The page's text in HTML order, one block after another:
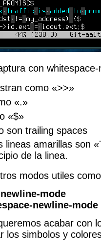
con
como «>>»
«.»
«$»
son trailing spaces
lineas amarillas son
de la linea.
modos utiles
mode
newline-mode
acabar con
los simbolos y